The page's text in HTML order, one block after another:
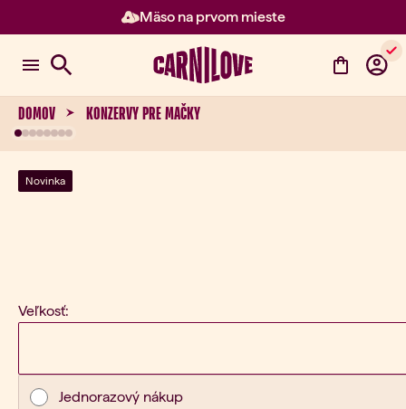
Mäso na prvom mieste
Položka 2 z 3: Mäso na prvom
DOMOV KONZERVY PRE MAČKY
Novinka
Veľkosť:
Typ nákupu
Jednorazový nákup